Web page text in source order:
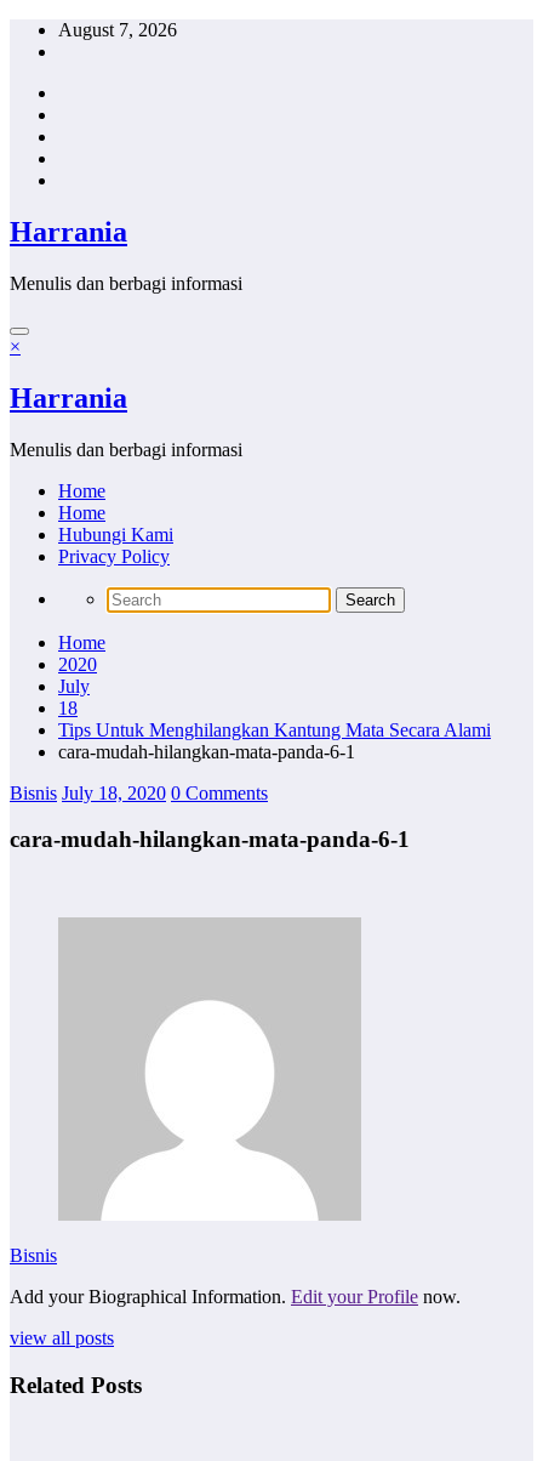
Skip
August 7, 2026
Harrania
Menulis dan berbagi informasi
×
Harrania
Menulis dan berbagi informasi
Home
Home
Hubungi Kami
Privacy Policy
Home
2020
July
18
Tips Untuk Menghilangkan Kantung Mata Secara Alami
cara-mudah-hilangkan-mata-panda-6-1
Bisnis July 18, 2020 0 Comments
cara-mudah-hilangkan-mata-panda-6-1
Bisnis
Add your Biographical Information. Edit your Profile now.
view all posts
Related Posts